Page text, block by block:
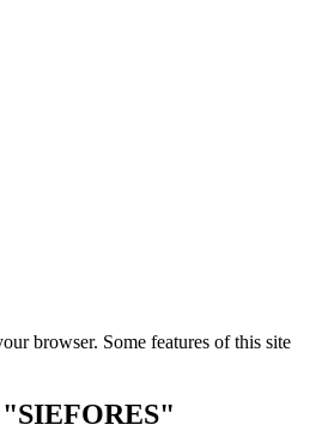
browser. Some features of this site